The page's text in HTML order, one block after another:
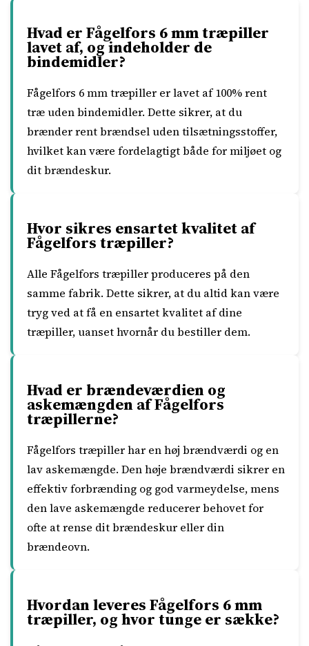
Hvad er Fågelfors 6 mm træpiller
lavet af, og indeholder de
bindemidler?
Fågelfors 6 mm træpiller er lavet af 100% rent
træ uden bindemidler. Dette sikrer, at du
brænder rent brændsel uden tilsætningsstoffer,
hvilket kan være fordelagtigt både for miljøet og
dit brændeskur.
Hvor sikres ensartet kvalitet af
Fågelfors træpiller?
Alle Fågelfors træpiller produceres på den
samme fabrik. Dette sikrer, at du altid kan være
tryg ved at få en ensartet kvalitet af dine
træpiller, uanset hvornår du bestiller dem.
Hvad er brændeværdien og
askemængden af Fågelfors
træpillerne?
Fågelfors træpiller har en høj brændværdi og en
lav askemængde. Den høje brændværdi sikrer en
effektiv forbrænding og god varmeydelse, mens
den lave askemængde reducerer behovet for
ofte at rense dit brændeskur eller din
brændeovn.
Hvordan leveres Fågelfors 6 mm
træpiller, og hvor tunge er sække?